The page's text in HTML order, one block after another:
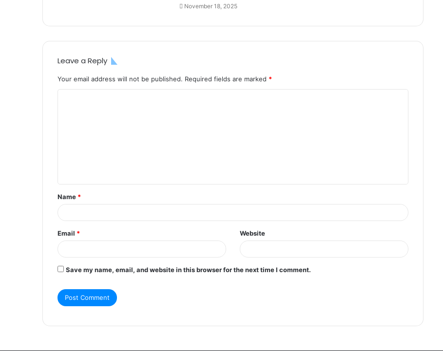
November 18, 2025
Leave a Reply
Your email address will not be published. Required fields are marked *
t
*
Name *
Email * Website
Save my name, email, and website in this browser for the next time I comment.